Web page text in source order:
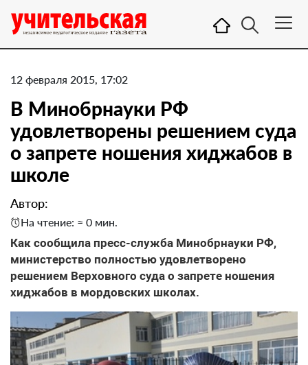
12 февраля 2015, 17:02
В Минобрнауки РФ
удовлетворены решением суда
о запрете ношения хиджабов в
школе
Автор:
На чтение: ≈ 0 мин.
Как сообщила пресс-служба Минобрнауки РФ,
министерство полностью удовлетворено
решением Верховного суда о запрете ношения
хиджабов в мордовских школах.